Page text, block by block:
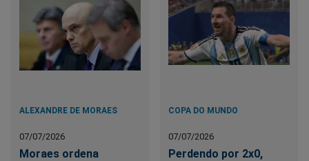
ALEXANDRE DE MORAES
07/07/2026
Moraes ordena
COPA DO MUNDO
07/07/2026
Perdendo por 2x0,